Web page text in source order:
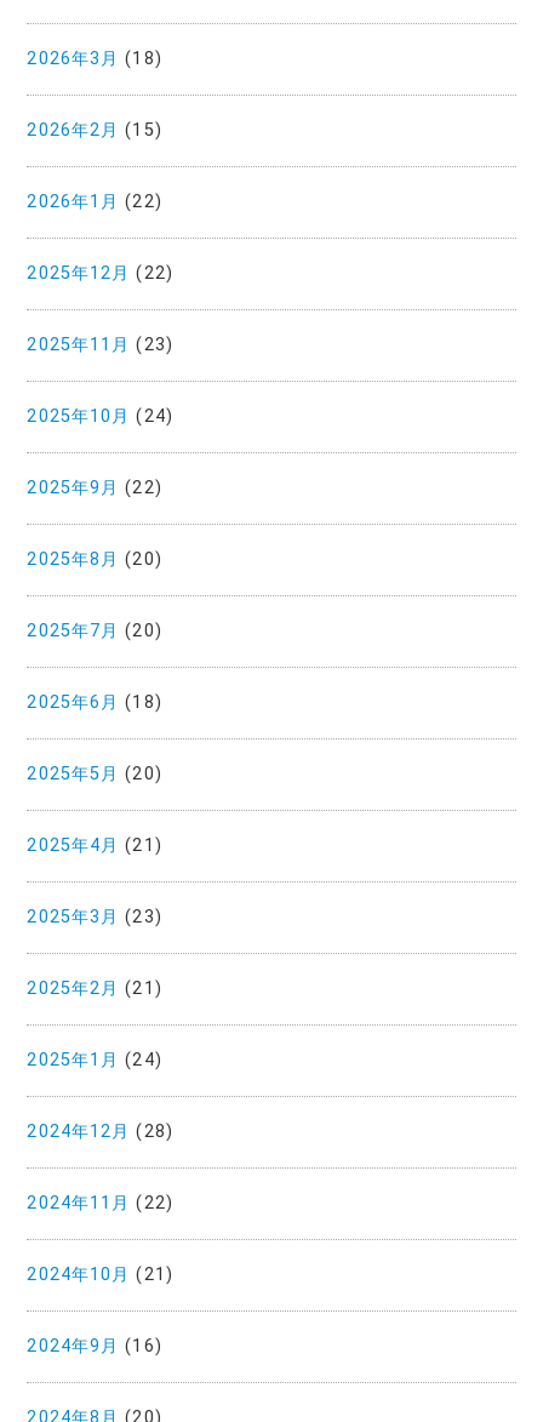
2026年3月 (18)
2026年2月 (15)
2026年1月 (22)
2025年12月 (22)
2025年11月 (23)
2025年10月 (24)
2025年9月 (22)
2025年8月 (20)
2025年7月 (20)
2025年6月 (18)
2025年5月 (20)
2025年4月 (21)
2025年3月 (23)
2025年2月 (21)
2025年1月 (24)
2024年12月 (28)
2024年11月 (22)
2024年10月 (21)
2024年9月 (16)